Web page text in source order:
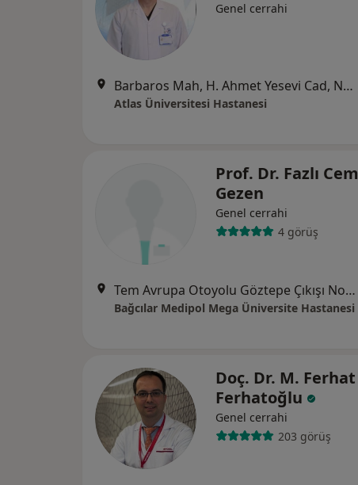
Genel cerrahi
Barbaros Mah, H. Ahmet Yesevi Cad, No: 149 Güneşli - Bağcılar / İstanbul, Bağcılar
Atlas Üniversitesi Hastanesi
Prof. Dr. Fazlı Cem
Gezen
Genel cerrahi
4 görüş
Tem Avrupa Otoyolu Göztepe Çıkışı No: 1Bağcılar, İstanbul
Bağcılar Medipol Mega Üniversite Hastanesi
Doç. Dr. M. Ferhat
Ferhatoğlu
Genel cerrahi
203 görüş